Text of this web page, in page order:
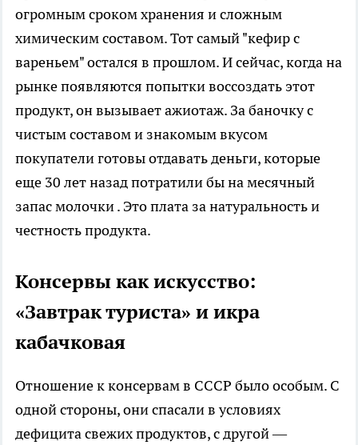
огромным сроком хранения и сложным
химическим составом. Тот самый "кефир с
вареньем" остался в прошлом. И сейчас, когда на
рынке появляются попытки воссоздать этот
продукт, он вызывает ажиотаж. За баночку с
чистым составом и знакомым вкусом
покупатели готовы отдавать деньги, которые
еще 30 лет назад потратили бы на месячный
запас молочки . Это плата за натуральность и
честность продукта.
Консервы как искусство:
«Завтрак туриста» и икра
кабачковая
Отношение к консервам в СССР было особым. С
одной стороны, они спасали в условиях
дефицита свежих продуктов, с другой —